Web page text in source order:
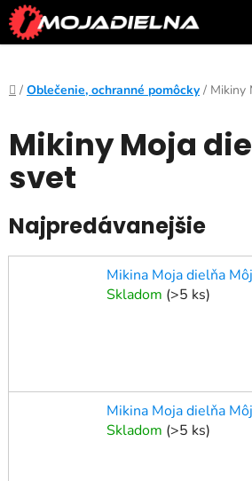
Prejsť
na
obsah
Domov
/ Oblečenie, ochranné pomôcky / Mikiny
Mikiny Moja
svet
Najpredávanejšie
Mikina Moja dielňa
Skladom (>5 ks)
Mikina Moja dielňa
Skladom (>5 ks)